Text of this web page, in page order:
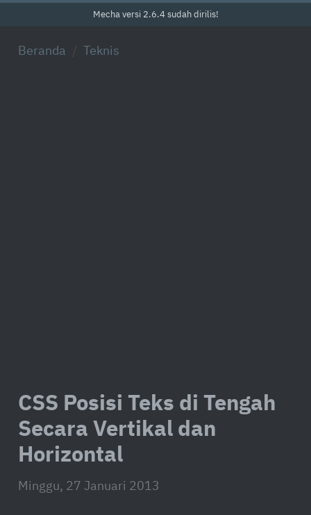
Mecha versi 2.6.4 sudah dirilis!
Beranda Teknis
CSS Posisi Teks di Tengah
Secara Vertikal dan
Horizontal
Minggu, 27 Januari 2013